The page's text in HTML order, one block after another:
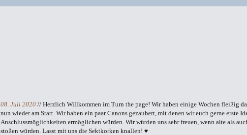
08. Juli 2020 // Herzlich Willkommen im Turn the page! Wir haben einige Wochen fleißig
nun wieder am Start. Wir haben ein paar Canons gezaubert, mit denen wir euch gerne erste
Anschlussmöglichkeiten ermöglichen würden. Wir würden uns sehr freuen, wenn alte als
stoßen würden. Lasst mit uns die Sektkorken knallen! ♥